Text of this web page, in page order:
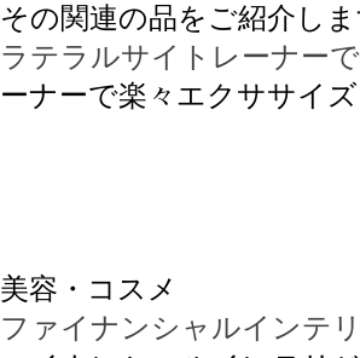
その関連の品をご紹介し
ラテラルサイトレーナー
ーナーで楽々エクササイ
美容・コスメ
ファイナンシャルインテ